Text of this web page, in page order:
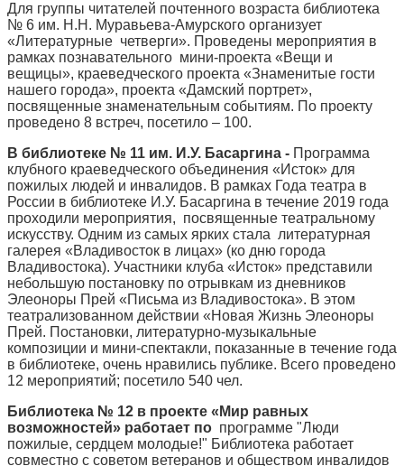
Для группы читателей почтенного возраста библиотека
№ 6 им. Н.Н. Муравьева-Амурского организует
«Литературные четверги». Проведены мероприятия в
рамках познавательного мини-проекта «Вещи и
вещицы», краеведческого проекта «Знаменитые гости
нашего города», проекта «Дамский портрет»,
посвященные знаменательным событиям. По проекту
проведено 8 встреч, посетило – 100.
В библиотеке № 11 им. И.У. Басаргина - Программа
клубного краеведческого объединения «Исток» для
пожилых людей и инвалидов. В рамках Года театра в
России в библиотеке И.У. Басаргина в течение 2019 года
проходили мероприятия, посвященные театральному
искусству. Одним из самых ярких стала литературная
галерея «Владивосток в лицах» (ко дню города
Владивостока). Участники клуба «Исток» представили
небольшую постановку по отрывкам из дневников
Элеоноры Прей «Письма из Владивостока». В этом
театрализованном действии «Новая Жизнь Элеоноры
Прей. Постановки, литературно-музыкальные
композиции и мини-спектакли, показанные в течение года
в библиотеке, очень нравились публике. Всего проведено
12 мероприятий; посетило 540 чел.
Библиотека № 12 в проекте «Мир равных
возможностей» работает по программе "Люди
пожилые, сердцем молодые!" Библиотека работает
совместно с советом ветеранов и обществом инвалидов